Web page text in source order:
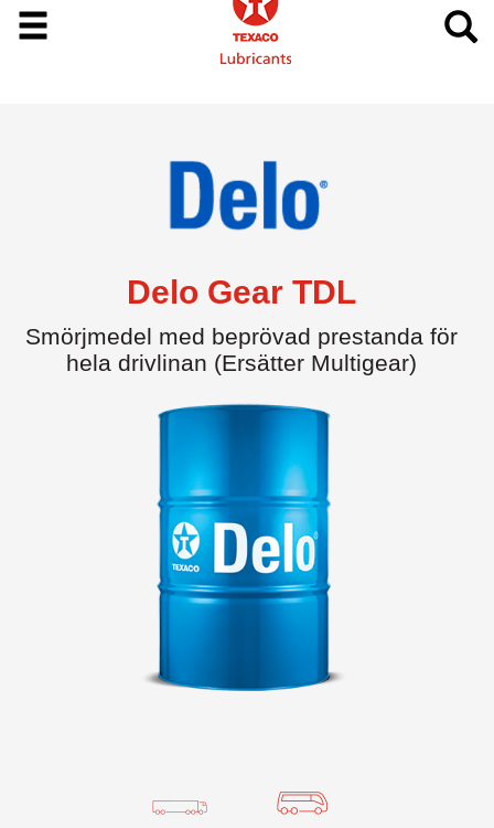
Delo Gear TDL
Smörjmedel med beprövad prestanda för
hela drivlinan (Ersätter Multigear)